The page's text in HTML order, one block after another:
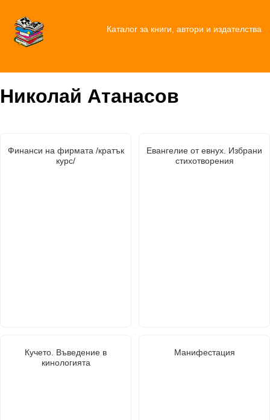
Каталог за книги, автори и издателства
Николай Атанасов
Финанси на фирмата /кратък
курс/
Евангелие от евнух. Избрани
стихотворения
Кучето. Въведение в
кинологията
Манифестация